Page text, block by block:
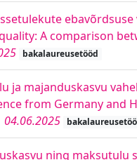
A comparison
bakalaureusetööd
ja majanduskasvu
from Germany and
04.06.2025
ning maksutulu